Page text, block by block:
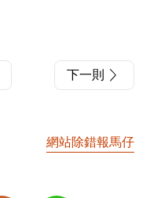
下一則
網站除錯報馬仔